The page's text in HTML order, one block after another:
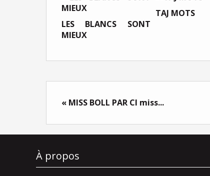
LES BLANCS SONT
MIEUX
TAJ MOTS
« MISS BOLL PAR CI miss...
À propos